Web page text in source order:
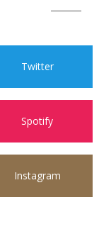
Twitter
Spotify
Instagram